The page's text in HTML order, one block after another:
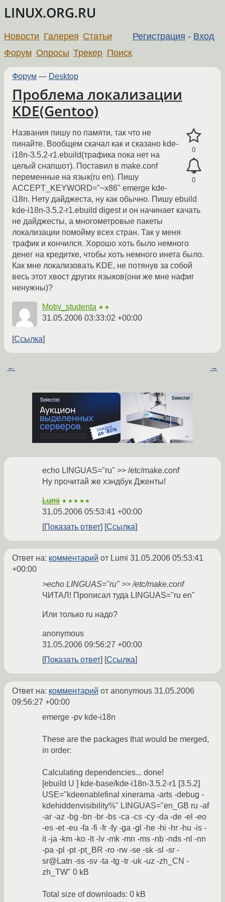
LINUX.ORG.RU
Регистрация - Вход
Новости Галерея Статьи
Форум Опросы Трекер Поиск
Форум — Desktop
Проблема локализации
KDE(Gentoo)
0
0
Названия пишу по памяти, так что не
пинайте. Вообщем скачал как и сказано kde-
i18n-3.5.2-r1.ebuild(трафика пока нет на
целый снапшот). Поставил в make.conf
переменные на язык(ru en). Пишу
ACCEPT_KEYWORD="~x86" emerge kde-
i18n. Нету дайджеста, ну как обычно. Пишу ebuild
kde-i18n-3.5.2-r1.ebuild digest и он начинает качать
не дайджесты, а многометровые пакеты
локализации помойму всех стран. Так у меня
трафик и кончился. Хорошо хоть было немного
денег на кредитке, чтобы хоть немного инета было.
Как мне локализовать KDE, не потянув за собой
весь этот хвост других языков(они же мне нафиг
ненужны)?
Motiv_studenta ★★
31.05.2006 03:33:02 +00:00
Ссылка
← →
echo LINGUAS="ru" >> /etc/make.conf
Ну прочитай же хэндбук Дженты!
Lumi ★★★★★
31.05.2006 05:53:41 +00:00
Показать ответ
Ссылка
Ответ на: комментарий от Lumi 31.05.2006 05:53:41
+00:00
>echo LINGUAS="ru" >> /etc/make.conf
ЧИТАЛ! Прописал туда LINGUAS="ru en"
Или только ru надо?
anonymous
31.05.2006 09:56:27 +00:00
Показать ответ
Ссылка
Ответ на: комментарий от anonymous 31.05.2006
09:56:27 +00:00
emerge -pv kde-i18n
These are the packages that would be merged,
in order:
Calculating dependencies... done!
[ebuild U ] kde-base/kde-i18n-3.5.2-r1 [3.5.2]
USE="kdeenablefinal xinerama -arts -debug -
kdehiddenvisibility%" LINGUAS="en_GB ru -af
-ar -az -bg -bn -br -bs -ca -cs -cy -da -de -el -eo
-es -et -eu -fa -fi -fr -fy -ga -gl -he -hi -hr -hu -is -
it -ja -km -ko -lt -lv -mk -mn -ms -nb -nds -nl -nn
-pa -pl -pt -pt_BR -ro -rw -se -sk -sl -sr -
sr@Latn -ss -sv -ta -tg -tr -uk -uz -zh_CN -
zh_TW" 0 kB
Total size of downloads: 0 kB